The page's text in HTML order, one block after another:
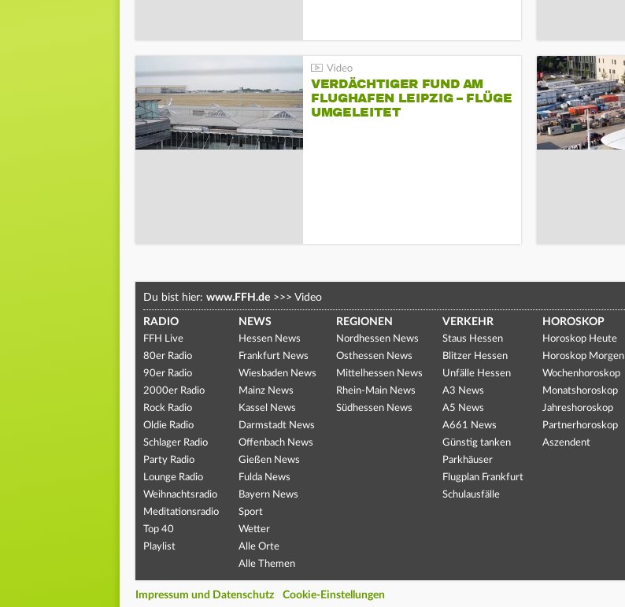
VERDÄCHTIGER FUND AM
FLUGHAFEN LEIPZIG – FLÜGE
UMGELEITET
Du bist hier: www.FFH.de >>> Video
RADIO
FFH Live
80er Radio
90er Radio
2000er Radio
Rock Radio
Oldie Radio
Schlager Radio
Party Radio
Lounge Radio
Weihnachtsradio
Meditationsradio
Top 40
Playlist
NEWS
Hessen News
Frankfurt News
Wiesbaden News
Mainz News
Kassel News
Darmstadt News
Offenbach News
Gießen News
Fulda News
Bayern News
Sport
Wetter
Alle Orte
Alle Themen
REGIONEN
Nordhessen News
Osthessen News
Mittelhessen News
Rhein-Main News
Südhessen News
VERKEHR
Staus Hessen
Blitzer Hessen
Unfälle Hessen
A3 News
A5 News
A661 News
Günstig tanken
Parkhäuser
Flugplan Frankfurt
Schulausfälle
HOROSKOP
Horoskop Heute
Horoskop Morgen
Wochenhoroskop
Monatshoroskop
Jahreshoroskop
Partnerhoroskop
Aszendent
Impressum und Datenschutz Cookie-Einstellungen